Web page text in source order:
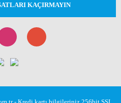
KAÇIRMAYIN
- Kredi kartı bilgileriniz 256bit SSL